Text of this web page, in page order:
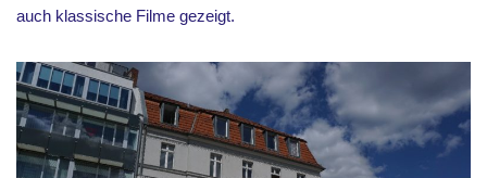
auch klassische Filme gezeigt.